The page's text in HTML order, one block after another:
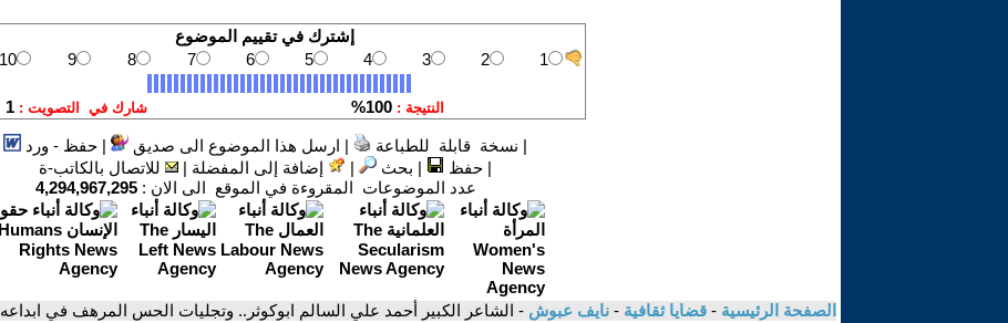
| نسخة قابلة للطباعة | ارسل هذا الموضوع الى صديق |حفظ - ورد
|حفظ | بحث | إضافة إلى المفضلة |
للاتصال بالكاتب-ة
عدد الموضوعات المقروءة في الموقع الى الان : 4,294,967,295
الصفحة الرئيسية - قضايا ثقافية - نايف عبوش - الشاعر الكبير أحمد علي السالم ابوكوثر.. وتجليات الحس المرهف في ابداعه